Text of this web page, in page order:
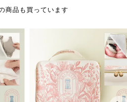
商品も買っています